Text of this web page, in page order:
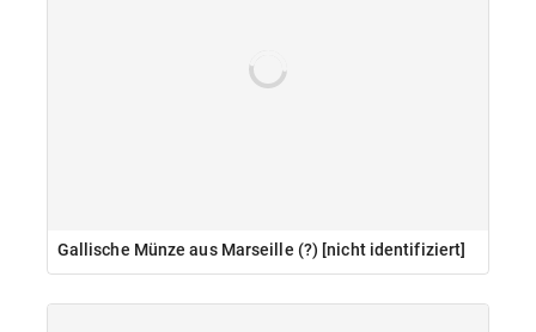
Gallische Münze aus Marseille (?) [nicht identifiziert]